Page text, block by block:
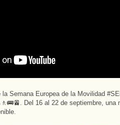
Semana Europea de la Movilidad
Del 16 al 22 de septiembre, una